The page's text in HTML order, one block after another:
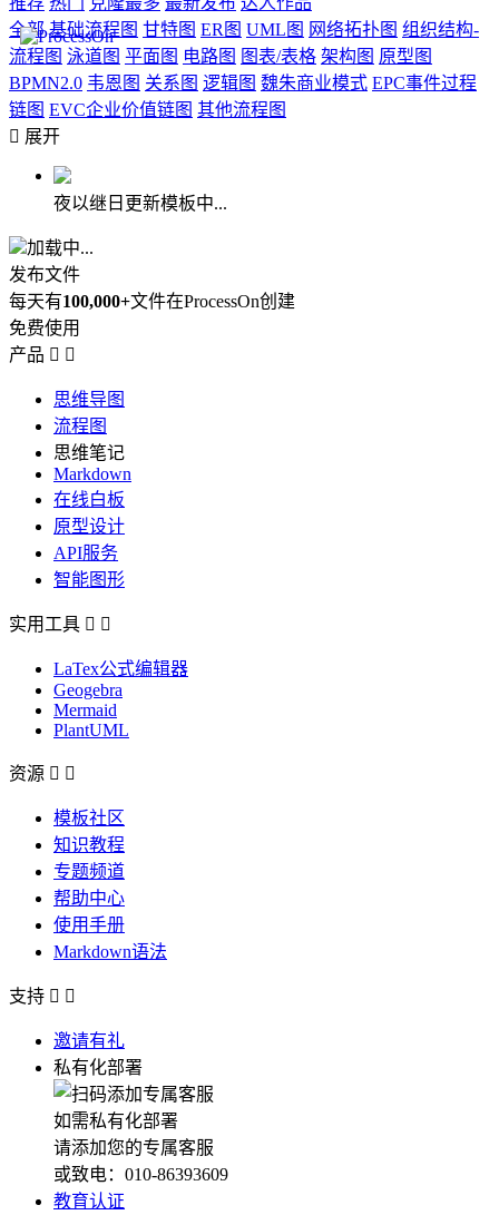
全部 基础流程图 甘特图 ER图 UML图 网络拓扑图 组织结构-
流程图 泳道图 平面图 电路图 图表/表格 架构图 原型图
BPMN2.0 韦恩图 关系图 逻辑图 魏朱商业模式 EPC事件过程
链图 EVC企业价值链图 其他流程图
 展开
夜以继日更新模板中...
加载中...
发布文件
每天有100,000+文件在ProcessOn创建
免费使用
产品  
思维导图
流程图
思维笔记
Markdown
在线白板
原型设计
API服务
智能图形
实用工具  
LaTex公式编辑器
Geogebra
Mermaid
PlantUML
资源  
模板社区
知识教程
专题频道
帮助中心
使用手册
Markdown语法
支持  
邀请有礼
私有化部署
如需私有化部署
请添加您的专属客服
或致电：010-86393609
教育认证